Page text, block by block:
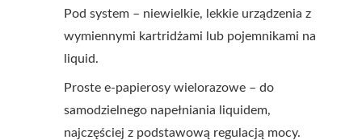
Pod system – niewielkie, lekkie urządzenia z
wymiennymi kartridżami lub pojemnikami na
liquid.
Proste e-papierosy wielorazowe – do
samodzielnego napełniania liquidem,
najczęściej z podstawową regulacją mocy.